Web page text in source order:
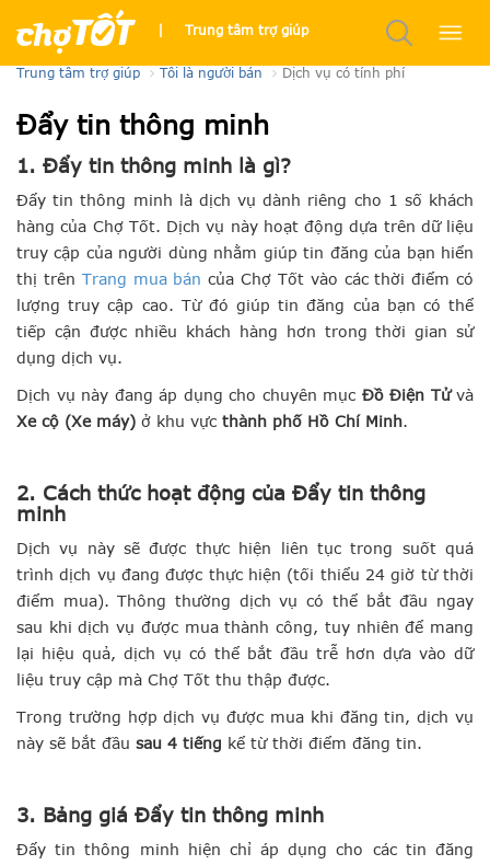
Trung tâm trợ giúp
Đẩy Tin Thông Minh
Trung tâm trợ giúp Tôi là người bán Dịch vụ có tính phí
Đẩy tin thông minh
1. Đẩy tin thông minh là gì?
Đẩy tin thông minh là dịch vụ dành riêng cho 1 số khách
hàng của Chợ Tốt. Dịch vụ này hoạt động dựa trên dữ liệu
truy cập của người dùng nhằm giúp tin đăng của bạn hiển
thị trên Trang mua bán của Chợ Tốt vào các thời điểm có
lượng truy cập cao. Từ đó giúp tin đăng của bạn có thể
tiếp cận được nhiều khách hàng hơn trong thời gian sử
dụng dịch vụ.
Dịch vụ này đang áp dụng cho chuyên mục Đồ Điện Tửvà
Xe cộ (Xe máy) ở khu vực thành phố Hồ Chí Minh.
2. Cách thức hoạt động của Đẩy tin thông
minh
Dịch vụ này sẽ được thực hiện liên tục trong suốt quá
trình dịch vụ đang được thực hiện (tối thiểu 24 giờ từ thời
điểm mua). Thông thường dịch vụ có thể bắt đầu ngay
sau khi dịch vụ được mua thành công, tuy nhiên để mang
lại hiệu quả, dịch vụ có thể bắt đầu trễ hơn dựa vào dữ
liệu truy cập mà Chợ Tốt thu thập được.
Trong trường hợp dịch vụ được mua khi đăng tin, dịch vụ
này sẽ bắt đầu sau 4 tiếng kể từ thời điểm đăng tin.
3. Bảng giá Đẩy tin thông minh
Đẩy tin thông minh hiện chỉ áp dụng cho các tin đăng